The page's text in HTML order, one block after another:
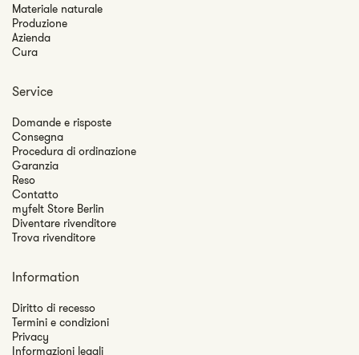
Materiale naturale
Produzione
Azienda
Cura
Service
Domande e risposte
Consegna
Procedura di ordinazione
Garanzia
Reso
Contatto
myfelt Store Berlin
Diventare rivenditore
Trova rivenditore
Information
Diritto di recesso
Termini e condizioni
Privacy
Informazioni legali